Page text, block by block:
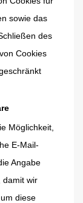
sowie das
des
Cookies
Möglichkeit,
E-Mail-
Angabe
damit wir
diese